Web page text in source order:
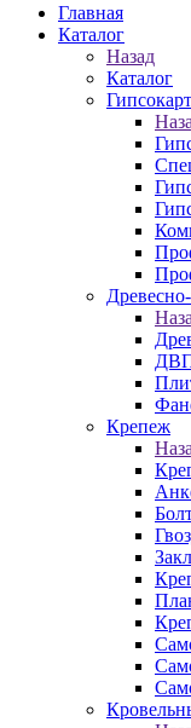
Главная
Каталог
Назад
Каталог
Крепеж